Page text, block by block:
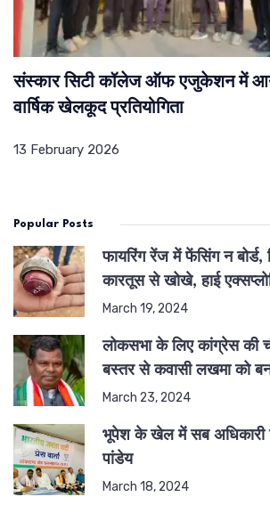
संस्कार सिटी कॉलेज ऑफ एजुकेशन में
वार्षिक खेलकूद प्रतियोगिता
13 February 2026
Popular Posts
फायरिंग रेंज में फेंसिंग न
कारतूस से खोखे, हाई
March 19, 2024
लोकसभा के लिए कांग्रेस की
बस्तर से कवासी लखमा को
March 23, 2024
भूपेश के खेल में सब अधिकारी
पांडेय
March 18, 2024